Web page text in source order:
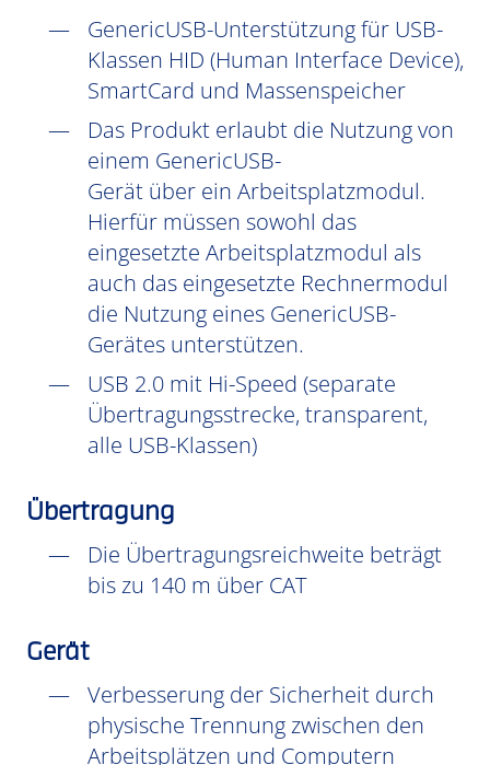
GenericUSB-Unterstützung für USB-
Klassen HID (Human Interface Device),
SmartCard und Massenspeicher
Das Produkt erlaubt die Nutzung von
einem GenericUSB-
Gerät über ein Arbeitsplatzmodul.
Hierfür müssen sowohl das
eingesetzte Arbeitsplatzmodul als
auch das eingesetzte Rechnermodul
die Nutzung eines GenericUSB-
Gerätes unterstützen.
USB 2.0 mit Hi-Speed (separate
Übertragungsstrecke, transparent,
alle USB-Klassen)
Übertragung
Die Übertragungsreichweite beträgt
bis zu 140 m über CAT
Gerät
Verbesserung der Sicherheit durch
physische Trennung zwischen den
Arbeitsplätzen und Computern